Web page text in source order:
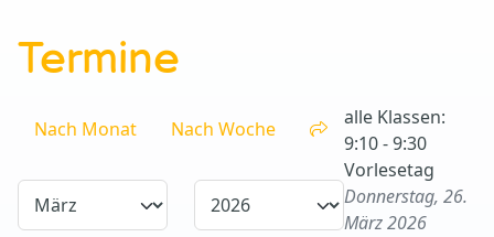
Termine
Nach Monat Nach Woche
alle Klassen:
9:10 - 9:30
Vorlesetag
Donnerstag, 26.
März 2026